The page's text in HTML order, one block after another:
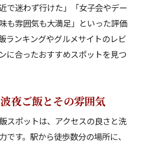
で迷わず行けた」「女子会やデー
も雰囲気も大満足」といった評価
ランキングやグルメサイトのレビ
に合ったおすすめスポットを見つ
夜ご飯とその雰囲気
スポットは、アクセスの良さと洗
です。駅から徒歩数分の場所に、